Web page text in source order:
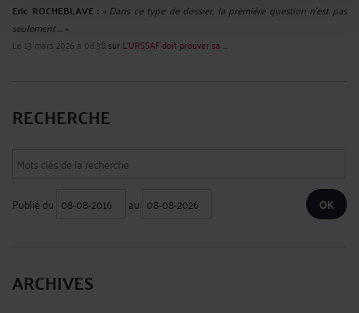
Eric ROCHEBLAVE : « Dans ce type de dossier, la première question n’est pas
seulement ... »
Le 13 mars 2026 à 08:38 sur L’URSSAF doit prouver sa ...
RECHERCHE
Publié du au
ARCHIVES